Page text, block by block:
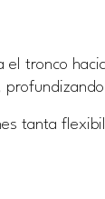
el tronco
tanta